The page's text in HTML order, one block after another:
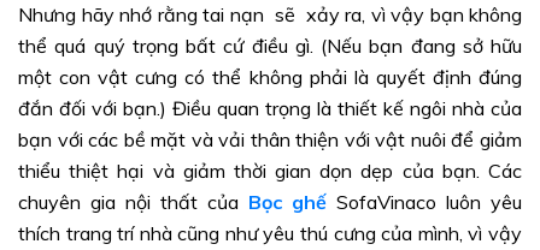
Nhưng hãy nhớ rằng tai nạn sẽ xảy ra, vì vậy bạn không
thể quá quý trọng bất cứ điều gì. (Nếu bạn đang sở hữu
một con vật cưng có thể không phải là quyết định đúng
đắn đối với bạn.) Điều quan trọng là thiết kế ngôi nhà của
bạn với các bề mặt và vải thân thiện với vật nuôi để giảm
thiểu thiệt hại và giảm thời gian dọn dẹp của bạn. Các
chuyên gia nội thất của Bọc ghế SofaVinaco luôn yêu
thích trang trí nhà cũng như yêu thú cưng của mình, vì vậy